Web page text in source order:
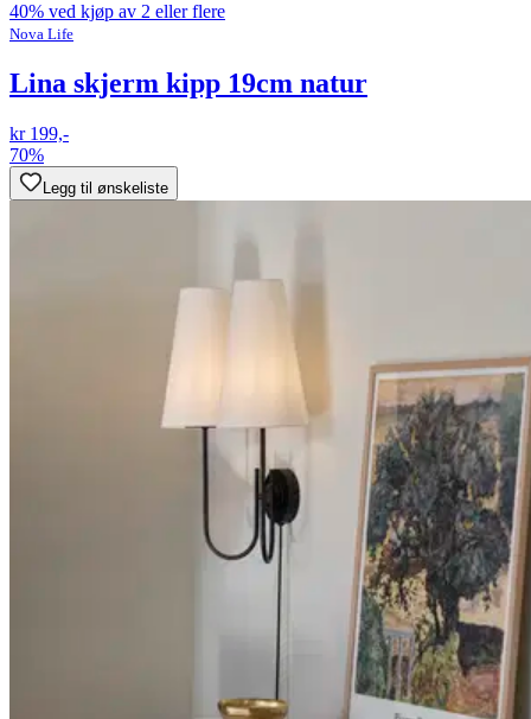
40% ved kjøp av 2 eller flere
Nova Life
Lina skjerm kipp 19cm natur
kr 199,-
70%
Legg til ønskeliste